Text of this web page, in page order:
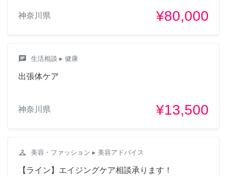
神奈川県 ¥80,000
chat 生活相談 ▸ 健康
出張体ケア
神奈川県 ¥13,500
checkroom 美容・ファッション ▸ 美容アドバイス
【ライン】エイジングケア相談承ります！